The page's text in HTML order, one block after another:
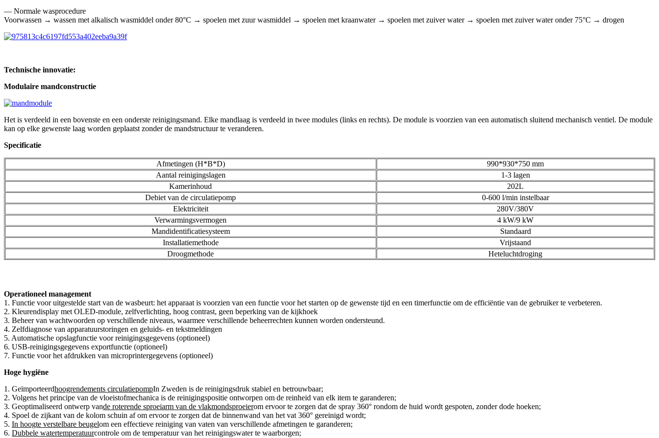
— Normale wasprocedure
Voorwassen → wassen met alkalisch wasmiddel onder 80°C → spoelen met zuur wasmiddel → spoelen met kraanwater → spoelen met zuiver water → spoelen met zuiver water onder 75°C → drogen
Technische innovatie:
Modulaire mandconstructie
Het is verdeeld in een bovenste en een onderste reinigingsmand. Elke mandlaag is verdeeld in twee modules (links en rechts). De module is voorzien van een automatisch sluitend mechanisch ventiel. De module
kan op elke gewenste laag worden geplaatst zonder de mandstructuur te veranderen.
Specificatie
Afmetingen (H*B*D)
990*930*750 mm
Aantal reinigingslagen
1-3 lagen
Kamerinhoud
202L
Debiet van de circulatiepomp
0-600 l/min instelbaar
Elektriciteit
280V/380V
Verwarmingsvermogen
4 kW/9 kW
Mandidentificatiesysteem
Standaard
Installatiemethode
Vrijstaand
Droogmethode
Heteluchtdroging
Operationeel management
1. Functie voor uitgestelde start van de wasbeurt: het apparaat is voorzien van een functie voor het starten op de gewenste tijd en een timerfunctie om de efficiëntie van de gebruiker te verbeteren.
2. Kleurendisplay met OLED-module, zelfverlichting, hoog contrast, geen beperking van de kijkhoek
3. Beheer van wachtwoorden op verschillende niveaus, waarmee verschillende beheerrechten kunnen worden ondersteund.
4. Zelfdiagnose van apparatuurstoringen en geluids- en tekstmeldingen
5. Automatische opslagfunctie voor reinigingsgegevens (optioneel)
6. USB-reinigingsgegevens exportfunctie (optioneel)
7. Functie voor het afdrukken van microprintergegevens (optioneel)
Hoge hygiëne
1. Geïmporteerdhoogrendements circulatiepompIn Zweden is de reinigingsdruk stabiel en betrouwbaar;
2. Volgens het principe van de vloeistofmechanica is de reinigingspositie ontworpen om de reinheid van elk item te garanderen;
3. Geoptimaliseerd ontwerp vande roterende sproeiarm van de vlakmondsproeierom ervoor te zorgen dat de spray 360° rondom de huid wordt gespoten, zonder dode hoeken;
4. Spoel de zijkant van de kolom schuin af om ervoor te zorgen dat de binnenwand van het vat 360° gereinigd wordt;
5. In hoogte verstelbare beugelom een ​​effectieve reiniging van vaten van verschillende afmetingen te garanderen;
6. Dubbele watertemperatuurcontrole om de temperatuur van het reinigingswater te waarborgen;